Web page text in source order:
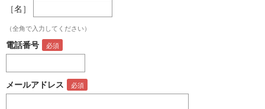
［名］
（全角で入力してください）
電話番号
メールアドレス